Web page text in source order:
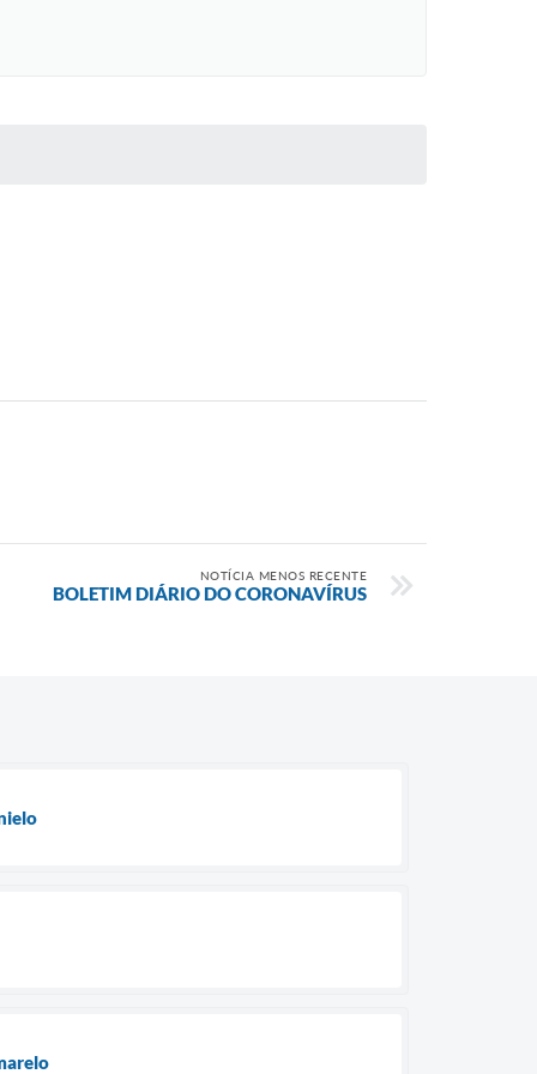
NOTÍCIA MENOS RECENTE
BOLETIM DIÁRIO DO CORONAVÍRUS